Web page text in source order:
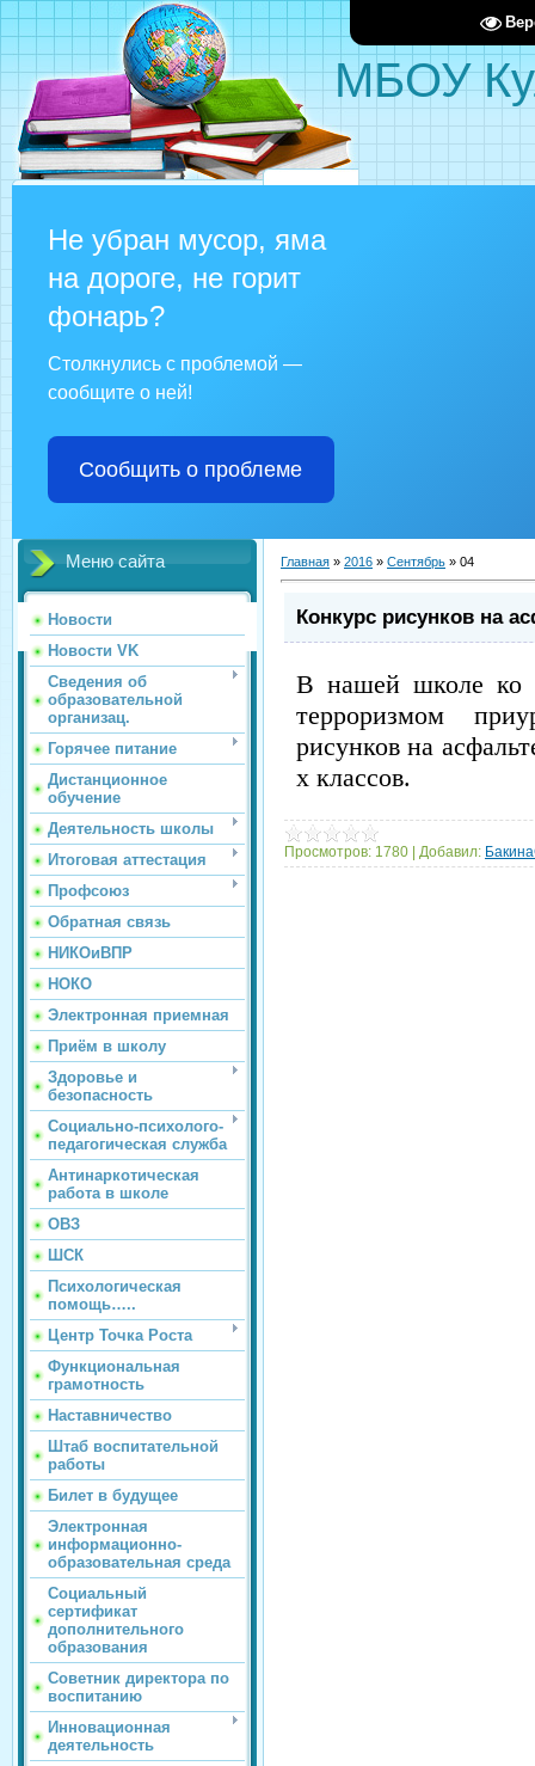
МБОУ
Не убран мусор, яма
на дороге, не горит
фонарь?
Столкнулись с проблемой —
сообщите о ней!
Сообщить о проблеме
Меню сайта
Новости
Новости VK
Сведения об
образовательной
организац.
Горячее питание
Дистанционное
обучение
Деятельность школы
Итоговая аттестация
Профсоюз
Обратная связь
НИКОиВПР
НОКО
Электронная приемная
Приём в школу
Здоровье и
безопасность
Социально-психолого-
педагогическая служба
Антинаркотическая
работа в школе
ОВЗ
ШСК
Психологическая
помощь…..
Центр Точка Роста
Функциональная
грамотность
Наставничество
Штаб воспитательной
работы
Билет в будущее
Электронная
информационно-
образовательная среда
Социальный
сертификат
дополнительного
образования
Советник директора по
воспитанию
Инновационная
деятельность
Главная » 2016 » Сентябрь » 04
Конкурс рисунков на
В нашей школе ко
терроризмом
рисунков на
х классов.
Просмотров: 1780 Добавил: